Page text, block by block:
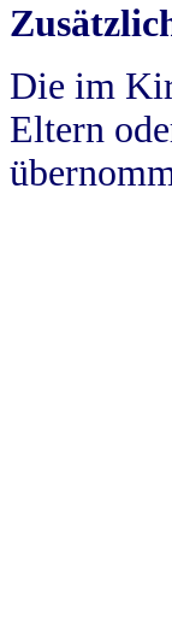
Die im
Eltern